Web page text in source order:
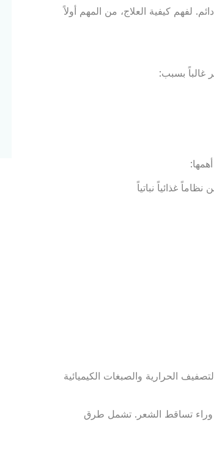
لفهم كيفية العلاج، من المهم أولاً
غالباً بسبب:
غذائياً نباتياً
الحرارية والصبغات الكيميائية
وراء تساقط الشعر. تشمل طرق